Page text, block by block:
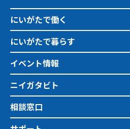
にいがたで働く
にいがたで暮らす
イベント情報
ニイガタビト
相談窓口